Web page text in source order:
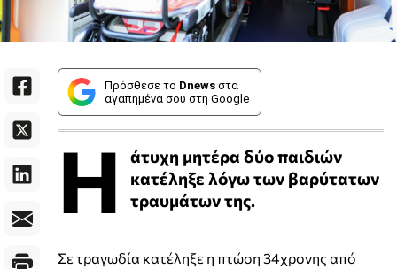
Πρόσθεσε το Dnews στα
αγαπημένα σου στη Google
Η
άτυχη μητέρα δύο παιδιών
κατέληξε λόγω των βαρύτατων
τραυμάτων της.
Σε τραγωδία κατέληξε η πτώση 34χρονης από